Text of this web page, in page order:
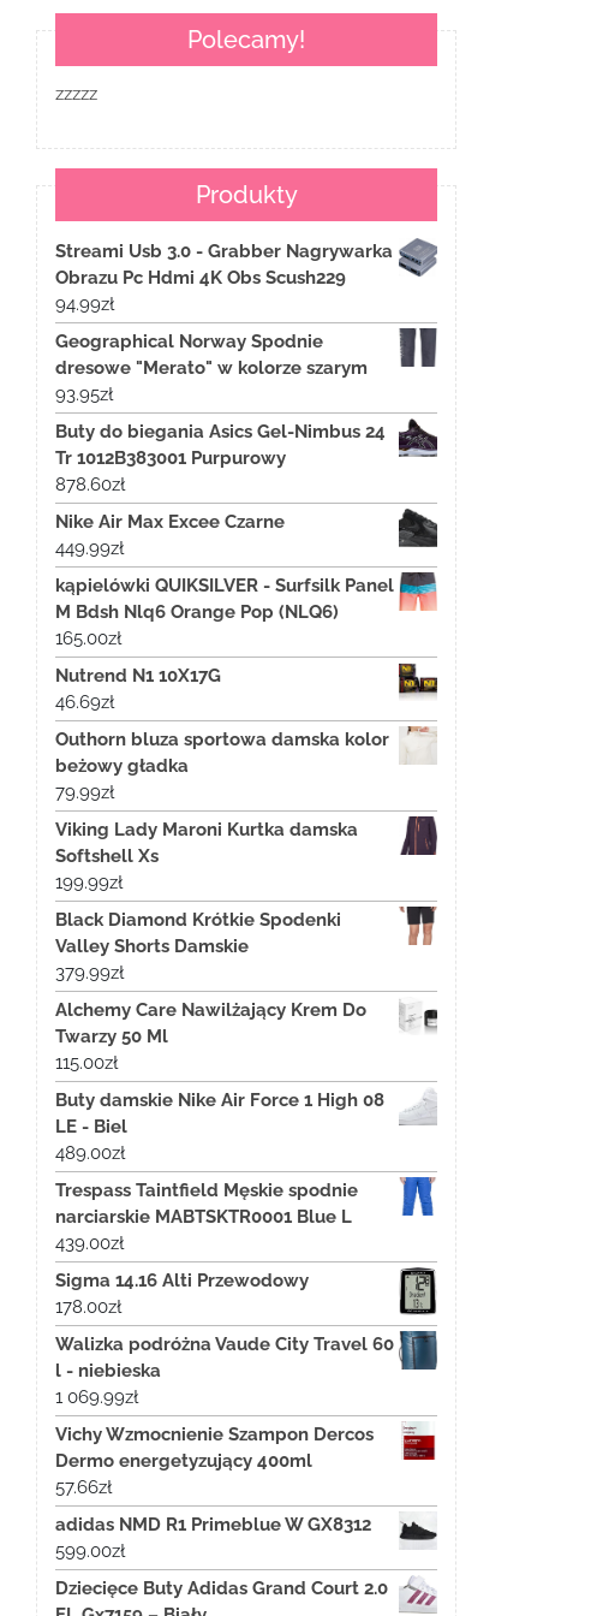
Polecamy!
zzzzz
Produkty
Streami Usb 3.0 - Grabber Nagrywarka
Obrazu Pc Hdmi 4K Obs Scush229
94.99zł
Geographical Norway Spodnie
dresowe "Merato" w kolorze szarym
93.95zł
Buty do biegania Asics Gel-Nimbus 24
Tr 1012B383001 Purpurowy
878.60zł
Nike Air Max Excee Czarne
449.99zł
kąpielówki QUIKSILVER - Surfsilk Panel
M Bdsh Nlq6 Orange Pop (NLQ6)
165.00zł
Nutrend N1 10X17G
46.69zł
Outhorn bluza sportowa damska kolor
beżowy gładka
79.99zł
Viking Lady Maroni Kurtka damska
Softshell Xs
199.99zł
Black Diamond Krótkie Spodenki
Valley Shorts Damskie
379.99zł
Alchemy Care Nawilżający Krem Do
Twarzy 50 Ml
115.00zł
Buty damskie Nike Air Force 1 High 08
LE - Biel
489.00zł
Trespass Taintfield Męskie spodnie
narciarskie MABTSKTR0001 Blue L
439.00zł
Sigma 14.16 Alti Przewodowy
178.00zł
Walizka podróżna Vaude City Travel 60
l - niebieska
1 069.99zł
Vichy Wzmocnienie Szampon Dercos
Dermo energetyzujący 400ml
57.66zł
adidas NMD R1 Primeblue W GX8312
599.00zł
Dziecięce Buty Adidas Grand Court 2.0